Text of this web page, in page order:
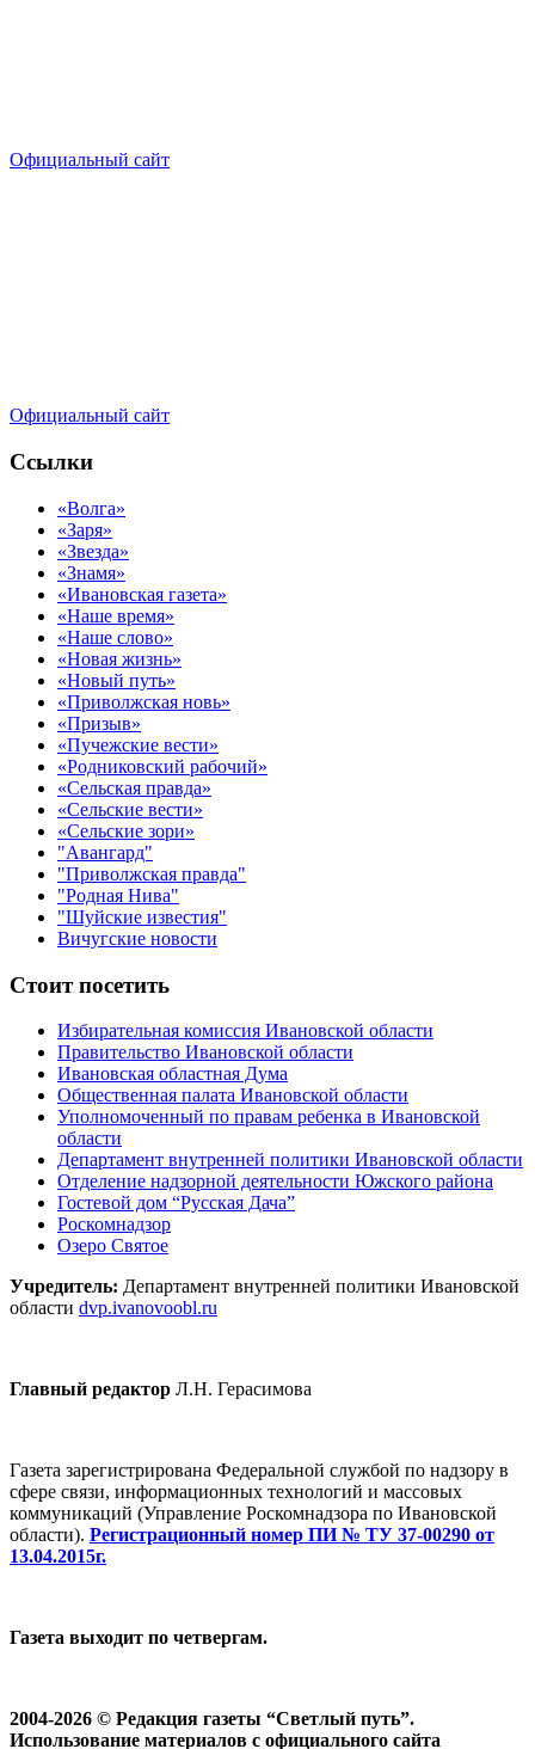
Официальный сайт
Официальный сайт
Ссылки
«Волга»
«Заря»
«Звезда»
«Знамя»
«Ивановская газета»
«Наше время»
«Наше слово»
«Новая жизнь»
«Новый путь»
«Приволжская новь»
«Призыв»
«Пучежские вести»
«Родниковский рабочий»
«Сельская правда»
«Сельские вести»
«Сельские зори»
"Авангард"
"Приволжская правда"
"Родная Нива"
"Шуйские известия"
Вичугские новости
Стоит посетить
Избирательная комиссия Ивановской области
Правительство Ивановской области
Ивановская областная Дума
Общественная палата Ивановской области
Уполномоченный по правам ребенка в Ивановской
области
Департамент внутренней политики Ивановской области
Отделение надзорной деятельности Южского района
Гостевой дом “Русская Дача”
Роскомнадзор
Озеро Святое
Учредитель: Департамент внутренней политики Ивановской
области dvp.ivanovoobl.ru
Главный редактор Л.Н. Герасимова
Газета зарегистрирована Федеральной службой по надзору в
сфере связи, информационных технологий и массовых
коммуникаций (Управление Роскомнадзора по Ивановской
области). Регистрационный номер ПИ № ТУ 37-00290 от
13.04.2015г.
Газета выходит по четвергам.
2004-2026 © Редакция газеты “Светлый путь”.
Использование материалов с официального сайта